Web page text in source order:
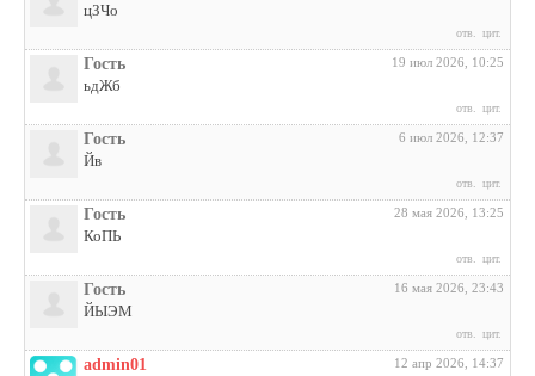
цЗЧо
отв. цит.
Гость 19 июл 2026, 10:25
ьдЖб
отв. цит.
Гость 6 июл 2026, 12:37
Йв
отв. цит.
Гость 28 мая 2026, 13:25
КоПЬ
отв. цит.
Гость 16 мая 2026, 23:43
ЙЫЭМ
отв. цит.
admin01 12 апр 2026, 14:37